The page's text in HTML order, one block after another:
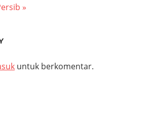
untuk berkomentar.